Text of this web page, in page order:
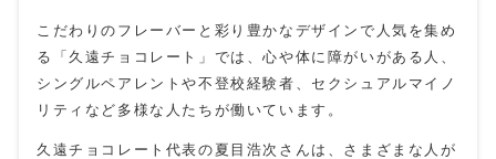
こだわりのフレーバーと彩り豊かなデザインで人気を集め
る「久遠チョコレート」では、心や体に障がいがある人、
シングルペアレントや不登校経験者、セクシュアルマイノ
リティなど多様な人たちが働いています。
久遠チョコレート代表の夏目浩次さんは、さまざまな人が